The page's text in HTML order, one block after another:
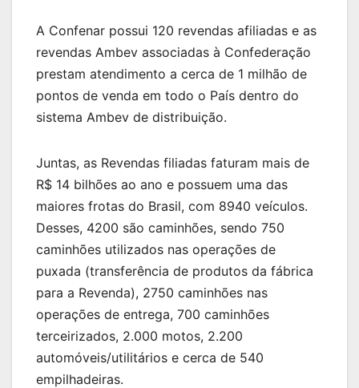
A Confenar possui 120 revendas afiliadas e as
revendas Ambev associadas à Confederação
prestam atendimento a cerca de 1 milhão de
pontos de venda em todo o País dentro do
sistema Ambev de distribuição.
Juntas, as Revendas filiadas faturam mais de
R$ 14 bilhões ao ano e possuem uma das
maiores frotas do Brasil, com 8940 veículos.
Desses, 4200 são caminhões, sendo 750
caminhões utilizados nas operações de
puxada (transferência de produtos da fábrica
para a Revenda), 2750 caminhões nas
operações de entrega, 700 caminhões
terceirizados, 2.000 motos, 2.200
automóveis/utilitários e cerca de 540
empilhadeiras.